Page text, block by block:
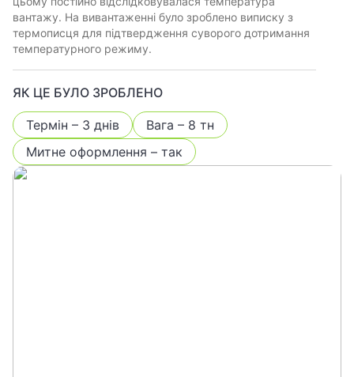
вантажу. На вивантаженні було зроблено виписку з
термописця для підтвердження суворого дотримання
температурного режиму.
ЯК ЦЕ БУЛО ЗРОБЛЕНО
Термін – 3 днів
Вага – 8 тн
Митне оформлення – так